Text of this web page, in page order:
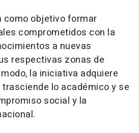
como objetivo formar
comprometidos con la
a nuevas
respectivas zonas de
la iniciativa adquiere
lo académico y se
social y la